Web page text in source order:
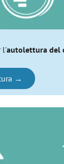
l'autolettura del